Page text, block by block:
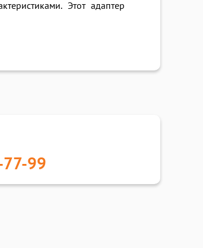
Этот адаптер
99